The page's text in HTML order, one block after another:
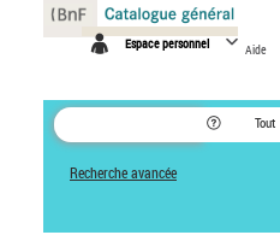
Espace personnel Aide
Tout
Recherche avancée
Panneau de gestion des cookies